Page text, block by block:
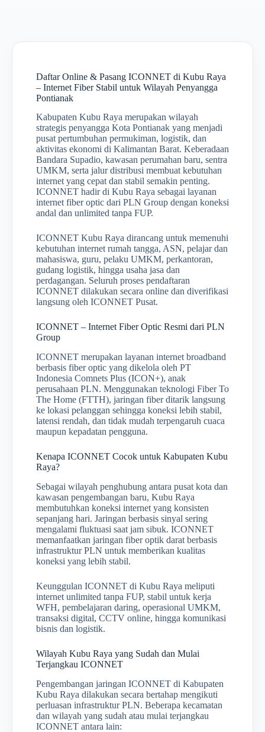
Daftar Online & Pasang ICONNET di Kubu Raya
– Internet Fiber Stabil untuk Wilayah Penyangga
Pontianak
Kabupaten Kubu Raya merupakan wilayah
strategis penyangga Kota Pontianak yang menjadi
pusat pertumbuhan permukiman, logistik, dan
aktivitas ekonomi di Kalimantan Barat. Keberadaan
Bandara Supadio, kawasan perumahan baru, sentra
UMKM, serta jalur distribusi membuat kebutuhan
internet yang cepat dan stabil semakin penting.
ICONNET hadir di Kubu Raya sebagai layanan
internet fiber optic dari PLN Group dengan koneksi
andal dan unlimited tanpa FUP.
ICONNET Kubu Raya dirancang untuk memenuhi
kebutuhan internet rumah tangga, ASN, pelajar dan
mahasiswa, guru, pelaku UMKM, perkantoran,
gudang logistik, hingga usaha jasa dan
perdagangan. Seluruh proses pendaftaran
ICONNET dilakukan secara online dan diverifikasi
langsung oleh ICONNET Pusat.
ICONNET – Internet Fiber Optic Resmi dari PLN
Group
ICONNET merupakan layanan internet broadband
berbasis fiber optic yang dikelola oleh PT
Indonesia Comnets Plus (ICON+), anak
perusahaan PLN. Menggunakan teknologi Fiber To
The Home (FTTH), jaringan fiber ditarik langsung
ke lokasi pelanggan sehingga koneksi lebih stabil,
latensi rendah, dan tidak mudah terpengaruh cuaca
maupun kepadatan pengguna.
Kenapa ICONNET Cocok untuk Kabupaten Kubu
Raya?
Sebagai wilayah penghubung antara pusat kota dan
kawasan pengembangan baru, Kubu Raya
membutuhkan koneksi internet yang konsisten
sepanjang hari. Jaringan berbasis sinyal sering
mengalami fluktuasi saat jam sibuk. ICONNET
memanfaatkan jaringan fiber optik darat berbasis
infrastruktur PLN untuk memberikan kualitas
koneksi yang lebih stabil.
Keunggulan ICONNET di Kubu Raya meliputi
internet unlimited tanpa FUP, stabil untuk kerja
WFH, pembelajaran daring, operasional UMKM,
transaksi digital, CCTV online, hingga komunikasi
bisnis dan logistik.
Wilayah Kubu Raya yang Sudah dan Mulai
Terjangkau ICONNET
Pengembangan jaringan ICONNET di Kabupaten
Kubu Raya dilakukan secara bertahap mengikuti
perluasan infrastruktur PLN. Beberapa kecamatan
dan wilayah yang sudah atau mulai terjangkau
ICONNET antara lain: